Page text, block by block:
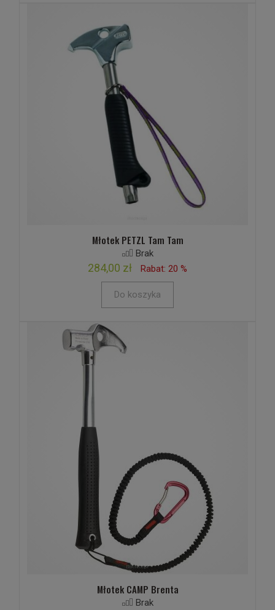
Młotek PETZL Tam Tam
Brak
284,00 zł Rabat: 20 %
Do koszyka
Młotek CAMP Brenta
Brak